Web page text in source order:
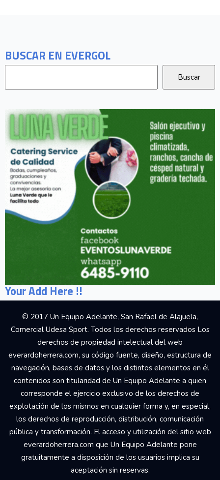
BUSCAR EN EVERGOL
Your Add Here !!
© 2017 Un Equipo Adelante, San Rafael de Alajuela,
Comercial Udesa Sport. Todos los derechos reservados Los
derechos de propiedad intelectual del web
everardoherrera.com, su código fuente, diseño, estructura de
navegación, bases de datos y los distintos elementos en él
contenidos son titularidad de Un Equipo Adelante a quien
corresponde el ejercicio exclusivo de los derechos de
explotación de los mismos en cualquier forma y, en especial,
los derechos de reproducción, distribución, comunicación
pública y transformación. El acceso y utilización del sitio web
everardoherrera.com que Un Equipo Adelante pone
gratuitamente a disposición de los usuarios implica su
aceptación sin reservas.